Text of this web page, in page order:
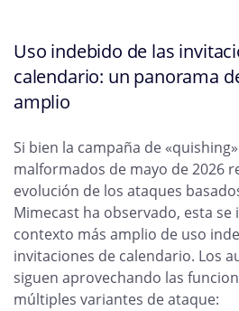
Uso indebido de las
calendario: un panorama
amplio
Si bien la campaña de
malformados de mayo de 2026
evolución de los ataques
Mimecast ha observado, esta se
contexto más amplio de uso
invitaciones de calendario. Los
siguen aprovechando las
múltiples variantes de ataque: